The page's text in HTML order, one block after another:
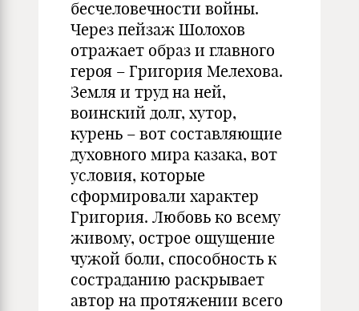
бесчеловечности войны.
Через пейзаж Шолохов
отражает образ и главного
героя – Григория Мелехова.
Земля и труд на ней,
воинский долг, хутор,
курень – вот составляющие
духовного мира казака, вот
условия, которые
сформировали характер
Григория. Любовь ко всему
живому, острое ощущение
чужой боли, способность к
состраданию раскрывает
автор на протяжении всего